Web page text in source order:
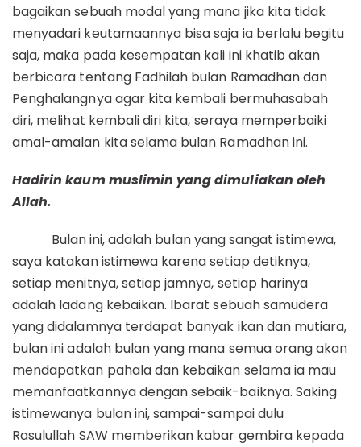
bagaikan sebuah modal yang mana jika kita tidak
menyadari keutamaannya bisa saja ia berlalu begitu
saja, maka pada kesempatan kali ini khatib akan
berbicara tentang Fadhilah bulan Ramadhan dan
Penghalangnya agar kita kembali bermuhasabah
diri, melihat kembali diri kita, seraya memperbaiki
amal-amalan kita selama bulan Ramadhan ini.
Hadirin kaum muslimin yang dimuliakan oleh
Allah.
Bulan ini, adalah bulan yang sangat istimewa,
saya katakan istimewa karena setiap detiknya,
setiap menitnya, setiap jamnya, setiap harinya
adalah ladang kebaikan. Ibarat sebuah samudera
yang didalamnya terdapat banyak ikan dan mutiara,
bulan ini adalah bulan yang mana semua orang akan
mendapatkan pahala dan kebaikan selama ia mau
memanfaatkannya dengan sebaik-baiknya. Saking
istimewanya bulan ini, sampai-sampai dulu
Rasulullah SAW memberikan kabar gembira kepada